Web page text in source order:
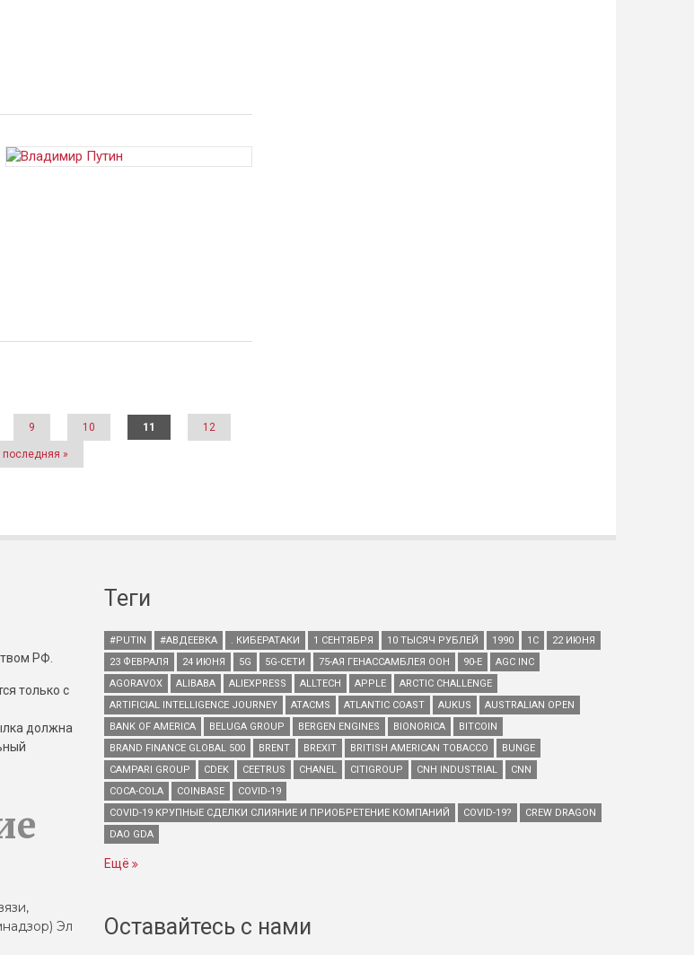
9 10 11 12
последняя »
РФ.
только с
должна
Эл
Теги
#PUTIN #АВДЕЕВКА . КИБЕРАТАКИ 1 СЕНТЯБРЯ 10 ТЫСЯЧ РУБЛЕЙ 1990 1С
22 ИЮНЯ
23 ФЕВРАЛЯ
24 ИЮНЯ 5G 5G-СЕТИ 75-АЯ ГЕНАССАМБЛЕЯ ООН 90-Е
AGC INC
AGORAVOX
ALIBABA ALIEXPRESS ALLTECH APPLE
ARCTIC CHALLENGE
ARTIFICIAL INTELLIGENCE JOURNEY
ATACMS ATLANTIC COAST AUKUS
AUSTRALIAN OPEN
BANK OF AMERICA
BELUGA GROUP BERGEN ENGINES BIONORICA
BITCOIN
BRAND FINANCE GLOBAL 500
BRENT BREXIT BRITISH AMERICAN TOBACCO
BUNGE
CAMPARI GROUP
CDEK CEETRUS CHANEL CITIGROUP CNH INDUSTRIAL
CNN
COCA-COLA
COINBASE
COVID-19
COVID-19 КРУПНЫЕ СДЕЛКИ СЛИЯНИЕ И ПРИОБРЕТЕНИЕ КОМПАНИЙ
COVID-19?
CREW DRAGON
DAO GDA
Ещё
Оставайтесь с нами